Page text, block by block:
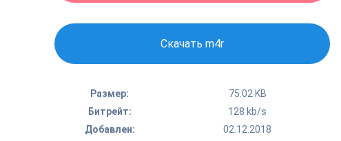
Скачать m4r
Размер:
75.02 KB
Битрейт:
128 kb/s
Добавлен:
02.12.2018